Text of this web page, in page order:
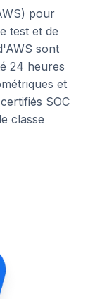
pour
test et de
sont
24 heures
et
SOC
classe